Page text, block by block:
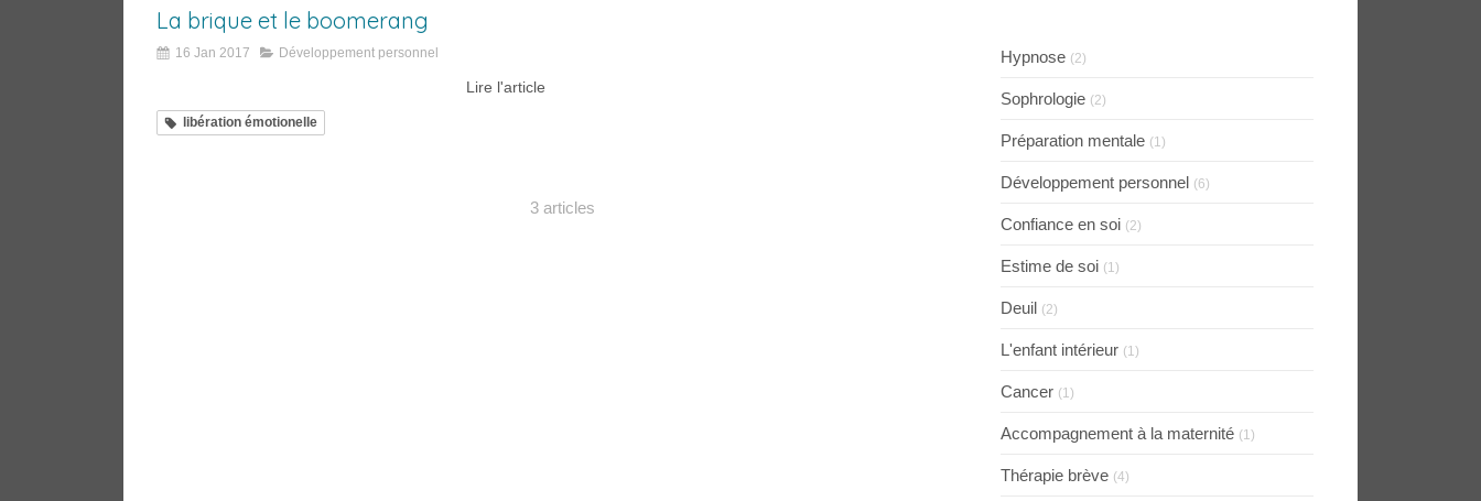
La brique et le boomerang
16 Jan 2017 Développement personnel
Lire l'article
libération émotionelle
3 articles
Hypnose (2)
Sophrologie (2)
Préparation mentale (1)
Développement personnel (6)
Confiance en soi (2)
Estime de soi (1)
Deuil (2)
L'enfant intérieur (1)
Cancer (1)
Accompagnement à la maternité (1)
Thérapie brève (4)